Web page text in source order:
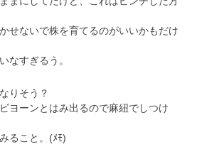
せないで株を育てるのがいいかもだけ
なすぎるう。
りそう？
ヨーンとはみ出るので麻紐でしつけ
ること。(ﾒﾓ)